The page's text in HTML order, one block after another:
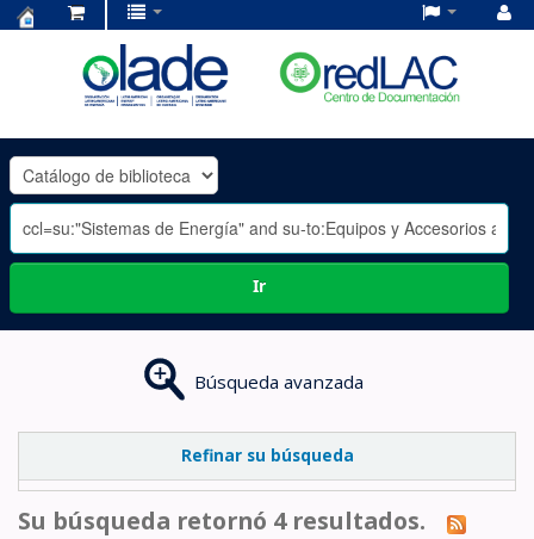
OLADE
-
Ir
Búsqueda avanzada
Refinar su búsqueda
Su búsqueda retornó 4 resultados.